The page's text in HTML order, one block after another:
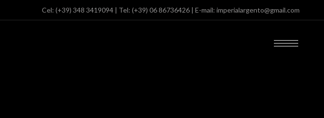
Cel: (+39) 348 3419094 | Tel: (+39) 06 86736426 | E-mail: imperialargento@gmail.com